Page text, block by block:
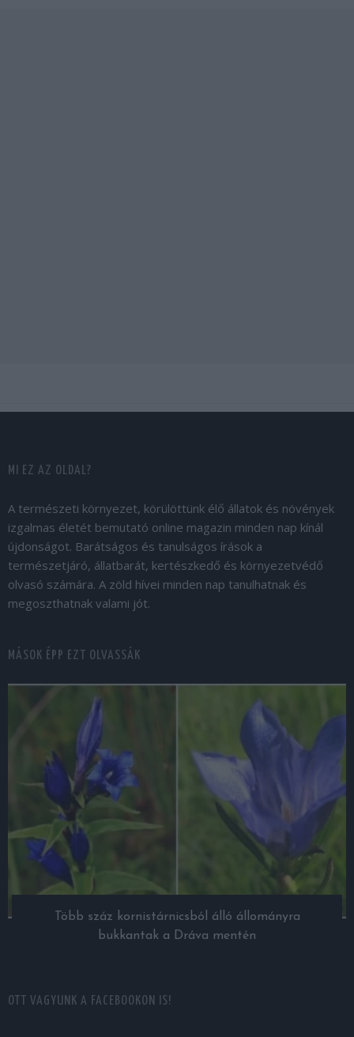
MI EZ AZ OLDAL?
A természeti környezet, körülöttünk élő állatok és növények
izgalmas életét bemutató online magazin minden nap kínál
újdonságot. Barátságos és tanulságos írások a
természetjáró, állatbarát, kertészkedő és környezetvédő
olvasó számára. A zöld hívei minden nap tanulhatnak és
megoszthatnak valami jót.
MÁSOK ÉPP EZT OLVASSÁK
Több száz kornistárnicsból álló állományra
bukkantak a Dráva mentén
OTT VAGYUNK A FACEBOOKON IS!